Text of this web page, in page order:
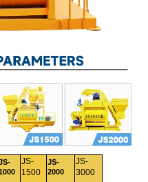
JS-
1500
JS-
2000
JS-
3000